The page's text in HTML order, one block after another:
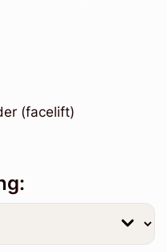
(facelift)